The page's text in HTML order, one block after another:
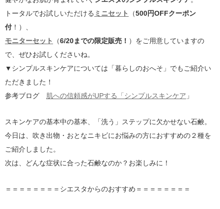
トータルでお試しいただける ミニセット （500円OFFクーポン
付 ！）、
モニターセット
（6/20までの限定販売！ ）をご用意していますの
で、ぜひお試しくださいね。
▼シンプルスキンケアについては「暮らしのおへそ」でもご紹介い
ただきました！
参考ブログ
肌への信頼感がUPする「シンプルスキンケア 」
スキンケアの基本中の基本、「洗う」ステップに欠かせない石鹸。
今日は、吹き出物・おとなニキビにお悩みの方におすすめの２種を
ご紹介しました。
次は、どんな症状に合った石鹸なのか？お楽しみに！
＝＝＝＝＝＝＝＝シエスタからのおすすめ＝＝＝＝＝＝＝＝